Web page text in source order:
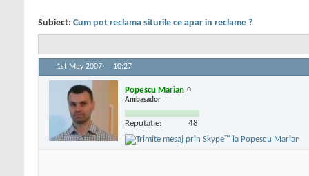
Subiect: Cum pot reclama siturile ce apar in reclame ?
1st May 2007, 10:27
Popescu Marian
Ambasador
Reputatie: 48